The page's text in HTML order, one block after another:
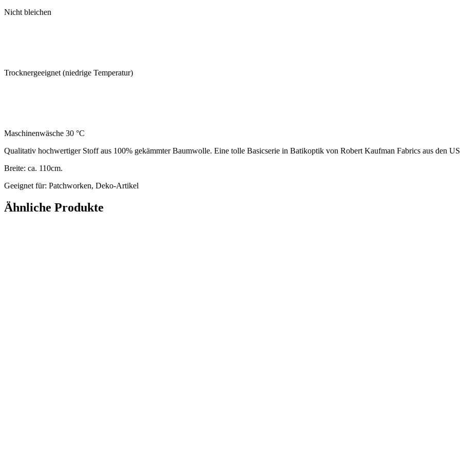
Nicht bleichen
Trocknergeeignet (niedrige Temperatur)
Maschinenwäsche 30 °C
Qualitativ hochwertiger Stoff aus 100% gekämmter Baumwolle. Eine tolle Basicserie in Batikoptik von Robert Kaufman Fabrics aus den
Breite: ca. 110cm.
Geeignet für: Patchworken, Deko-Artikel
Ähnliche Produkte